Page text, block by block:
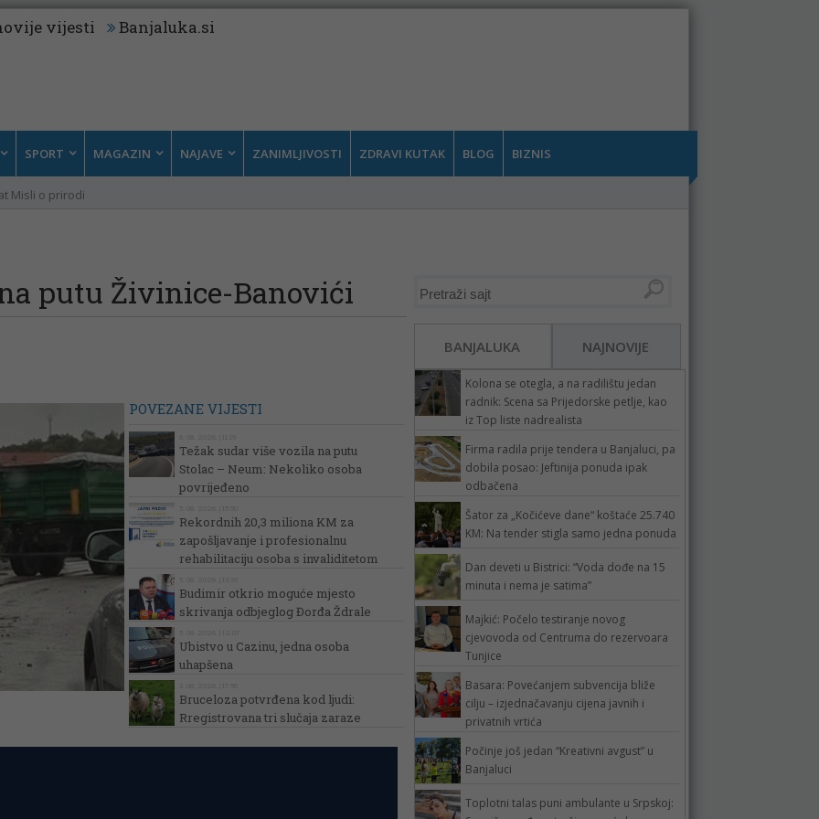
vijesti Banjaluka.si
Misli o prirodi
SPORT MAGAZIN NAJAVE ZANIMLJIVOSTI ZDRAVI KUTAK BLOG BIZNIS
putu Živinice-Banovići
POVEZANE VIJESTI
Težak sudar više vozila na putu
Stolac – Neum: Nekoliko osoba
povrijeđeno
Rekordnih 20,3 miliona KM za
zapošljavanje i profesionalnu
rehabilitaciju osoba s invaliditetom
Budimir otkrio moguće mjesto
skrivanja odbjeglog Đorđa Ždrale
Ubistvo u Cazinu, jedna osoba
uhapšena
Bruceloza potvrđena kod ljudi:
Rregistrovana tri slučaja zaraze
BANJALUKA NAJNOVIJE
Kolona se otegla, a na radilištu jedan
radnik: Scena sa Prijedorske petlje, kao
iz Top liste nadrealista
Firma radila prije tendera u Banjaluci, pa
dobila posao: Jeftinija ponuda ipak
odbačena
Šator za „Kočićeve dane“ koštaće 25.740
KM: Na tender stigla samo jedna ponuda
Dan deveti u Bistrici: “Voda dođe na 15
minuta i nema je satima”
Majkić: Počelo testiranje novog
cjevovoda od Centruma do rezervoara
Tunjice
Basara: Povećanjem subvencija bliže
cilju – izjednačavanju cijena javnih i
privatnih vrtića
Počinje još jedan “Kreativni avgust” u
Banjaluci
Toplotni talas puni ambulante u Srpskoj: